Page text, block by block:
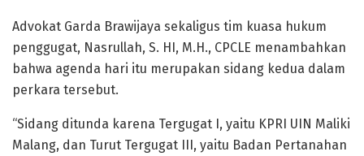
Advokat Garda Brawijaya sekaligus tim kuasa hukum
penggugat, Nasrullah, S. HI, M.H., CPCLE menambahkan
bahwa agenda hari itu merupakan sidang kedua dalam
perkara tersebut.
“Sidang ditunda karena Tergugat I, yaitu KPRI UIN Maliki
Malang, dan Turut Tergugat III, yaitu Badan Pertanahan